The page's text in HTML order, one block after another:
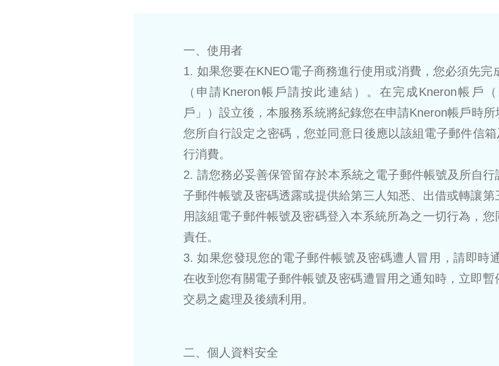
一、使用者
1. 如果您要在KNEO電子商務進行使用或消費，您必須先完
（申請Kneron帳戶請按此連結）。在完成Kneron帳戶
戶」）設立後，本服務系統將紀錄您在申請Kneron帳戶時所
您所自行設定之密碼，您並同意日後應以該組電子郵件信
行消費。
2. 請您務必妥善保管留存於本系統之電子郵件帳號及所自
子郵件帳號及密碼透露或提供給第三人知悉、出借或轉讓
用該組電子郵件帳號及密碼登入本系統所為之一切行為，
責任。
3. 如果您發現您的電子郵件帳號及密碼遭人冒用，請即時
在收到您有關電子郵件帳號及密碼遭冒用之通知時，立即
交易之處理及後續利用。
二、個人資料安全